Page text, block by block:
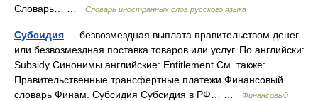
Словарь… …
Словарь иностранных слов русского языка
Субсидия — безвозмездная выплата правительством денег
или безвозмездная поставка товаров или услуг. По английски:
Subsidy Синонимы английские: Entitlement См. также:
Правительственные трансфертные платежи Финансовый
словарь Финам. Субсидия Субсидия в РФ… …
Финансовый